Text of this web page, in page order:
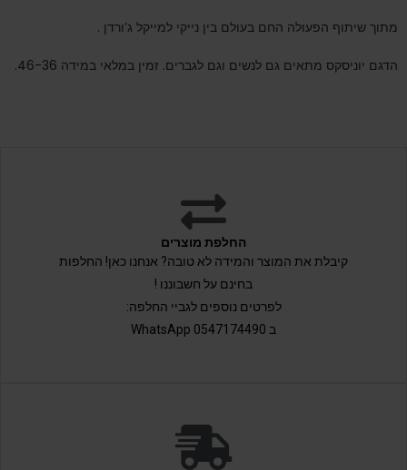
מתוך שיתוף הפעולה החם בעולם בין נייקי למייקל ג’ורדן .
הדגם יוניסקס מתאים גם לנשים וגם לגברים. זמין במלאי במידה 46-36.
החלפת מוצרים
קיבלת את המוצר והמידה לא טובה? אנחנו כאן! החלפות
בחינם על חשבוננו !
לפרטים נוספים לגביי החלפה:
ב 0547174490 WhatsApp